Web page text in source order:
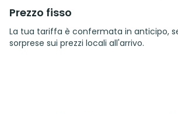
Prezzo fisso
La tua tariffa è confermata in anticipo,
sorprese sui prezzi locali all'arrivo.